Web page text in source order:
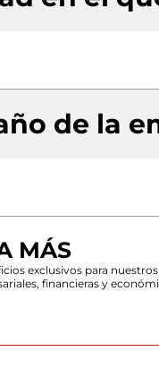
de la
MÁS
exclusivos para
financieras y